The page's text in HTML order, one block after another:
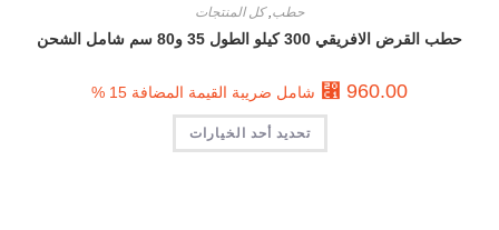
حطب,كل المنتجات
حطب القرض الافريقي 300 كيلو الطول 35 و80 سم شامل الشحن
⃁ 960.00 شامل ضريبة القيمة المضافة 15 %
تحديد أحد الخيارات